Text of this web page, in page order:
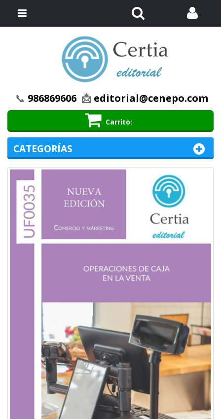
📞 986869606 📩 editorial@cenepo.com
Carrito
Menú
CATEGORÍAS